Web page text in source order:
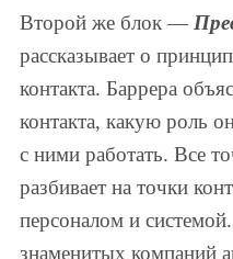
Второй же блок —
рассказывает о
контакта. Баррера
контакта, какую роль
с ними работать. Все
разбивает на точки
персоналом и
знаменитых компаний